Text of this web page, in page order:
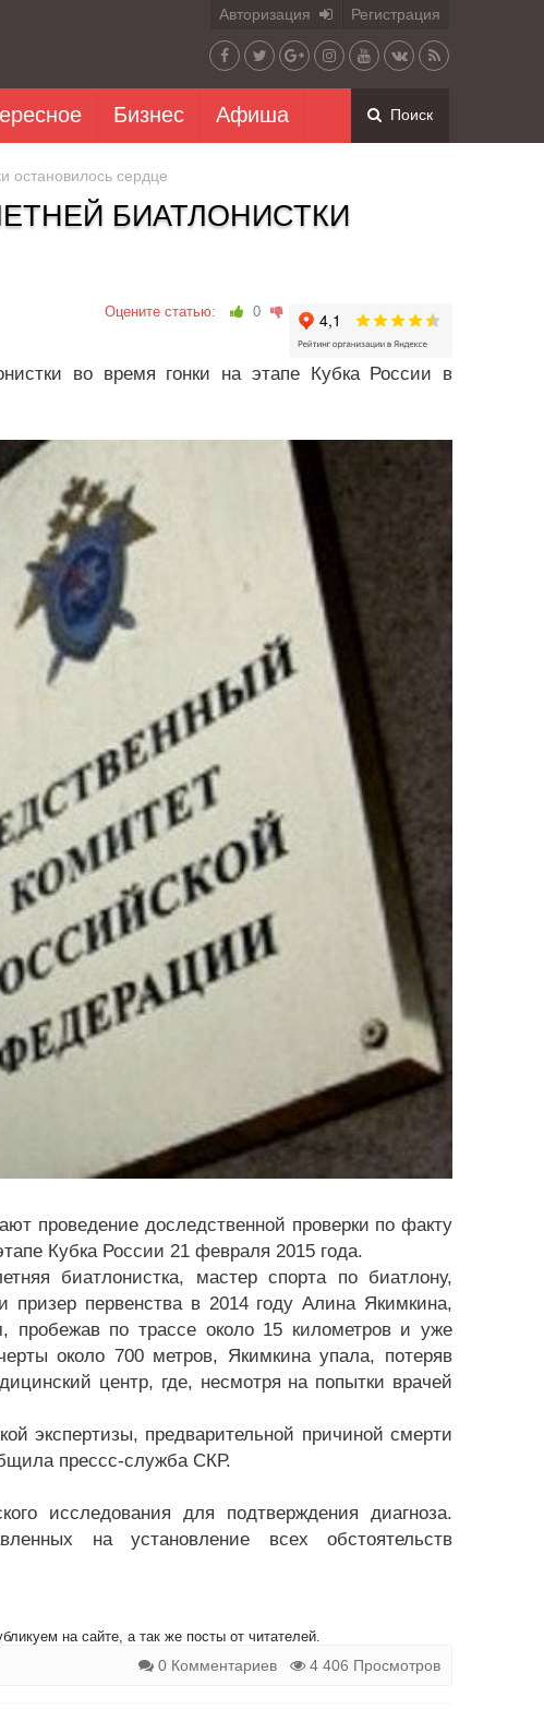
Авторизация Регистрация
Бизнес Афиша Поиск
остановилось сердце
БИАТЛОНИСТКИ
Оцените статью: 0
во время гонки на этапе Кубка России в
проведение доследственной проверки по факту
Кубка России 21 февраля 2015 года.
биатлонистка, мастер спорта по биатлону,
призер первенства в 2014 году Алина Якимкина,
по трассе около 15 километров и уже
около 700 метров, Якимкина упала, потеряв
центр, где, несмотря на попытки врачей
экспертизы, предварительной причиной смерти
прессс-служба СКР.
исследования для подтверждения диагноза.
на установление всех обстоятельств
на сайте, а так же посты от читателей.
0 Комментариев 4 406 Просмотров